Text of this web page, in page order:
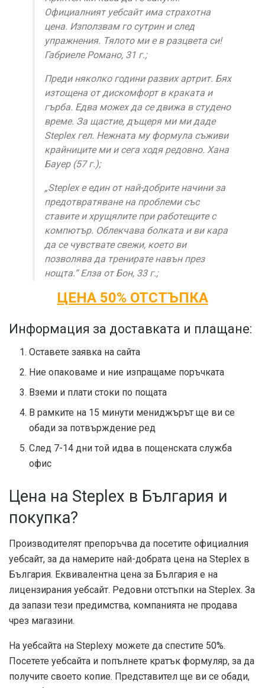
Официалният уебсайт има страхотна
цена. Използвам го сутрин и след
упражнения. Тялото ми е в разцвета си!
Габриеле Романо, 31 г.;
Преди няколко години развих артрит. Бях
изтощена от дискомфорт в краката и
гърба. Едва можех да се движа в студено
време. За щастие, дъщеря ми ми даде
Steplex гел. Нежната му формула съживи
крайниците ми и сега ходя редовно. Хана
Бауер (57 г.);
„Steplex е един от най-добрите начини за
предотвратяване на проблеми със
ставите и хрущялите при работещите с
компютър. Облекчава болката и ви кара
да се чувствате свежи, което ви
позволява да тренирате навън през
нощта.“ Елза от Бон, 33 г.;
ЦЕНА 50% ОТСТЪПКА
Информация за доставката и плащане:
Оставете заявка на сайта
Ние опаковаме и ние изпращаме поръчката
Вземи и плати стоки по пощата
В рамките на 15 минути мениджърът ще ви се
обади за потвърждение ред
След 7-14 дни той идва в пощенската служба
офис
Цена на Steplex в България и
покупка?
Производителят препоръчва да посетите официалния
уебсайт, за да намерите най-добрата цена на Steplex в
България. Еквивалентна цена за България е на
лицензирания уебсайт. Редовни отстъпки на Steplex. За
да запази тези предимства, компанията не продава
чрез магазини.
На уебсайта на Steplexy можете да спестите 50%.
Посетете уебсайта и попълнете кратък формуляр, за да
получите своето копие. Представител ще ви се обади,